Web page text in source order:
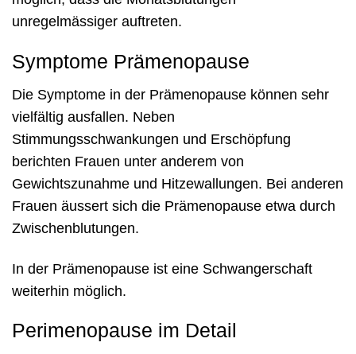
unregelmässiger auftreten.
Symptome Prämenopause
Die Symptome in der Prämenopause können sehr
vielfältig ausfallen. Neben
Stimmungsschwankungen und Erschöpfung
berichten Frauen unter anderem von
Gewichtszunahme und Hitzewallungen. Bei anderen
Frauen äussert sich die Prämenopause etwa durch
Zwischenblutungen.
In der Prämenopause ist eine Schwangerschaft
weiterhin möglich.
Perimenopause im Detail